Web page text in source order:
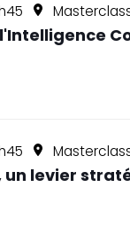
l'Intelligence
un levier